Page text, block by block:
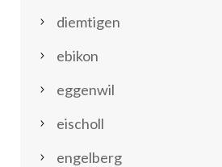
diemtigen
ebikon
eggenwil
eischoll
engelberg